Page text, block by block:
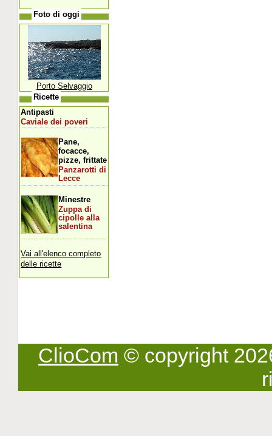
Foto di oggi
Porto Selvaggio
Ricette
Antipasti
Caviale dei poveri
Pane,
focacce,
pizze, frittate
Panzarotti di
Lecce
Minestre
Zuppa di
cipolle alla
salentina
Vai all'elenco completo
delle ricette
ClioCom © copyright